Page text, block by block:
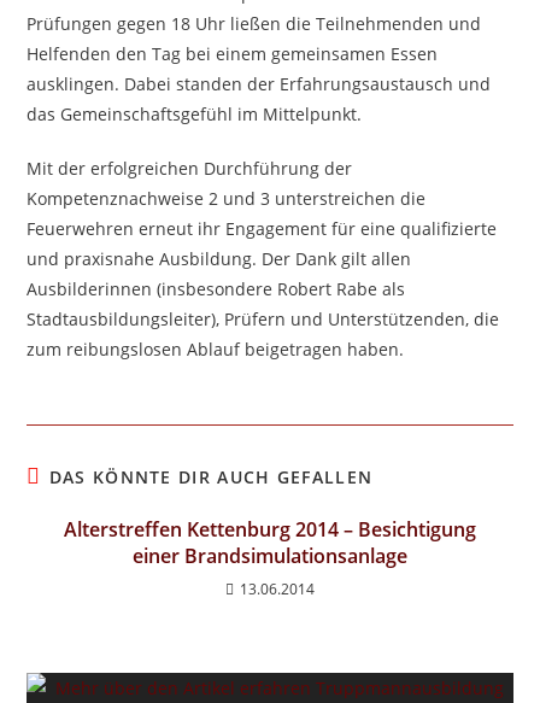
Prüfungen gegen 18 Uhr ließen die Teilnehmenden und
Helfenden den Tag bei einem gemeinsamen Essen
ausklingen. Dabei standen der Erfahrungsaustausch und
das Gemeinschaftsgefühl im Mittelpunkt.
Mit der erfolgreichen Durchführung der
Kompetenznachweise 2 und 3 unterstreichen die
Feuerwehren erneut ihr Engagement für eine qualifizierte
und praxisnahe Ausbildung. Der Dank gilt allen
Ausbilderinnen (insbesondere Robert Rabe als
Stadtausbildungsleiter), Prüfern und Unterstützenden, die
zum reibungslosen Ablauf beigetragen haben.
DAS KÖNNTE DIR AUCH GEFALLEN
Alterstreffen Kettenburg 2014 – Besichtigung
einer Brandsimulationsanlage
13.06.2014